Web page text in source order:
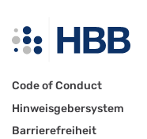
Code of Conduct
Hinweisgebersystem
Barrierefreiheit